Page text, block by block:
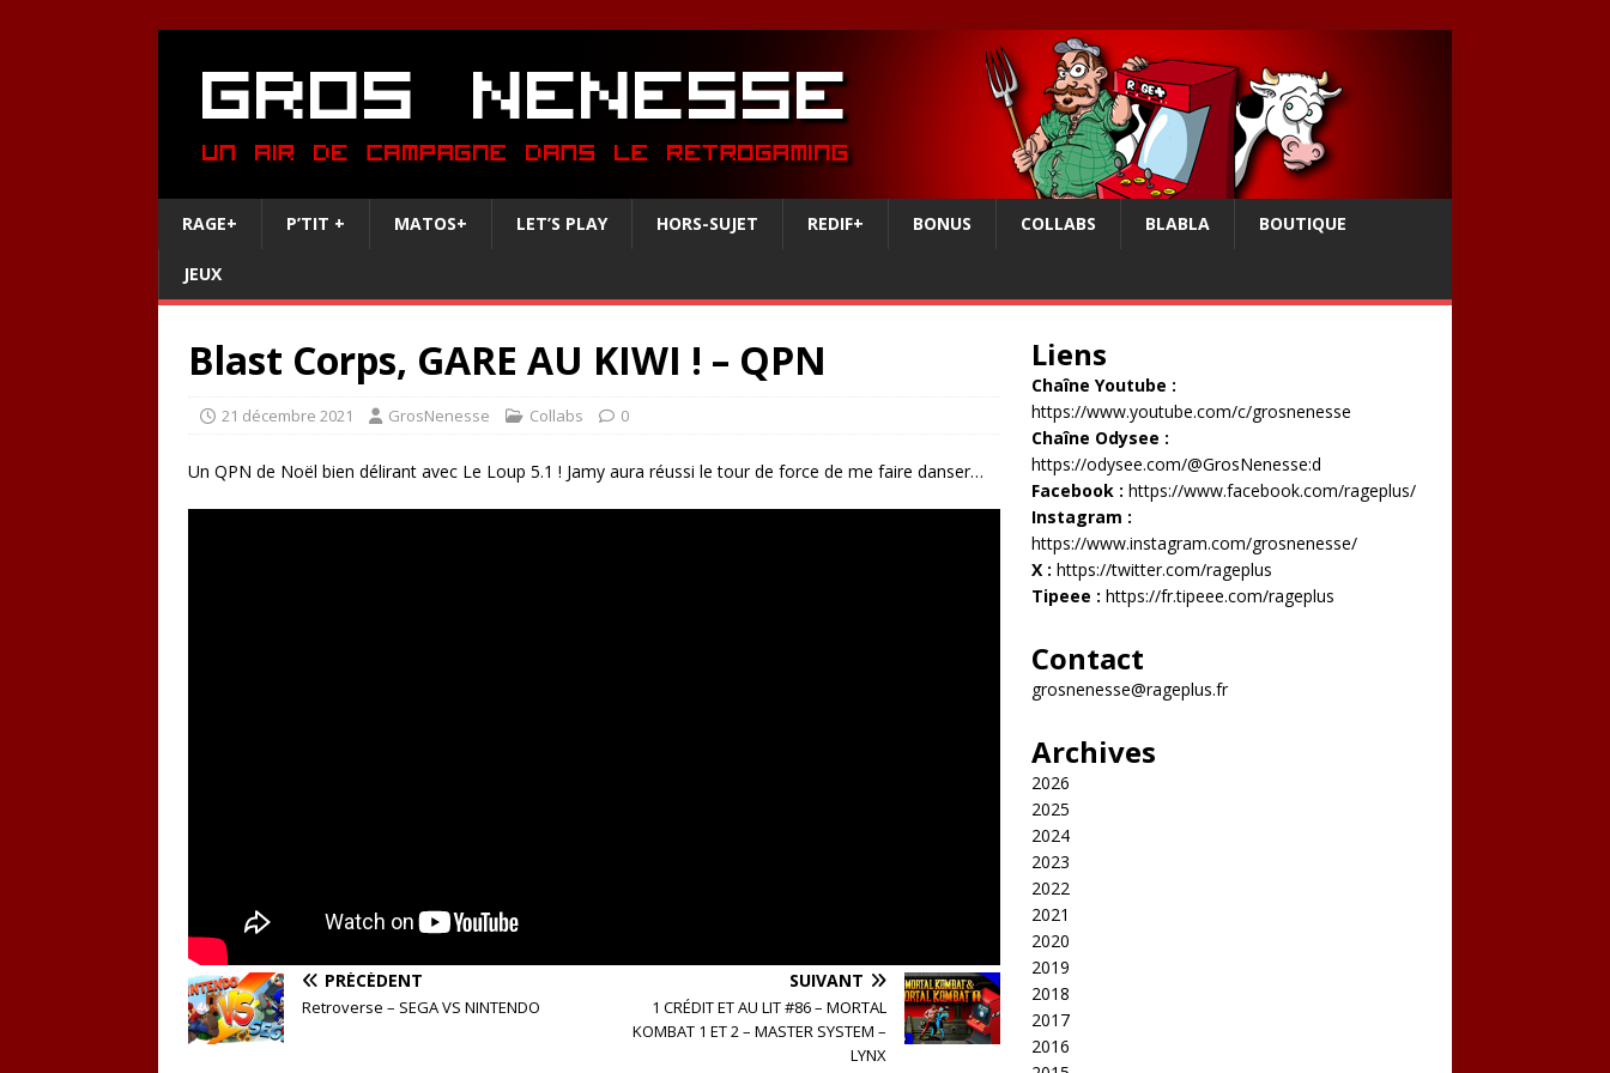
RAGE+ P’TIT + MATOS+ LET’S PLAY HORS-SUJET REDIF+ BONUS COLLABS BLABLA BOUTIQUE
JEUX
Blast Corps, GARE AU KIWI ! – QPN
21 décembre 2021 GrosNenesse Collabs 0
Un QPN de Noël bien délirant avec Le Loup 5.1 ! Jamy aura réussi le tour de force de me faire danser…
PRÉCÉDENT
Retroverse – SEGA VS NINTENDO
SUIVANT
1 CRÉDIT ET AU LIT #86 – MORTAL
KOMBAT 1 ET 2 – MASTER SYSTEM –
LYNX
Liens
Chaîne Youtube :
https://www.youtube.com/c/grosnenesse
Chaîne Odysee :
https://odysee.com/@GrosNenesse:d
Facebook : https://www.facebook.com/rageplus/
Instagram :
https://www.instagram.com/grosnenesse/
X : https://twitter.com/rageplus
Tipeee : https://fr.tipeee.com/rageplus
Contact
grosnenesse@rageplus.fr
Archives
2026
2025
2024
2023
2022
2021
2020
2019
2018
2017
2016